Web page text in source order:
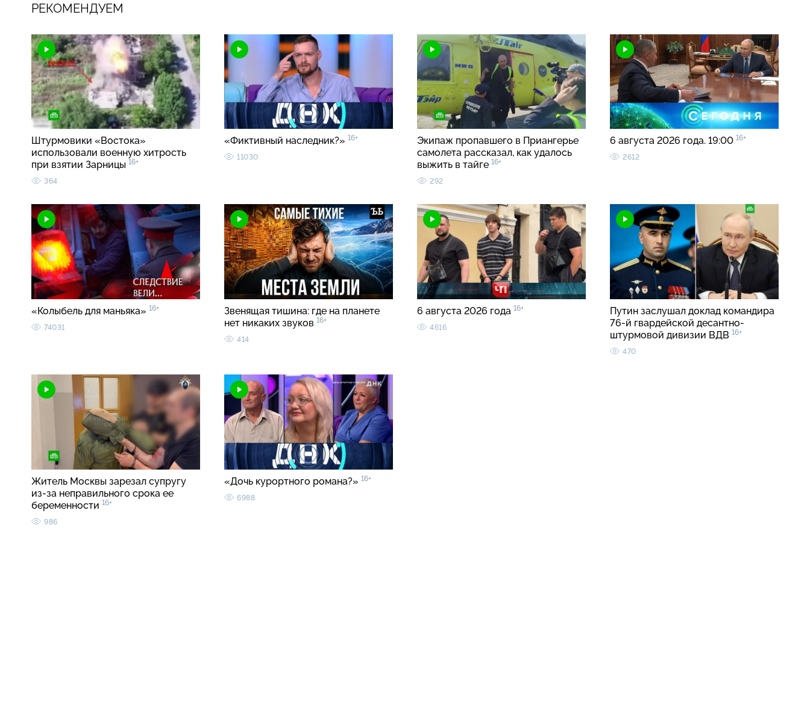
РЕКОМЕНДУЕМ
Штурмовики «Востока»
использовали военную хитрость
при взятии Зарницы 16+
364
«Фиктивный наследник?» 16+
11030
Экипаж пропавшего в Приангерье
самолета рассказал, как удалось
выжить в тайге 16+
292
6 августа 2026 года. 19:00 16+
2612
«Колыбель для маньяка» 16+
74031
Звенящая тишина: где на планете
нет никаких звуков 16+
414
6 августа 2026 года 16+
4616
Путин заслушал доклад командира
76-й гвардейской десантно-
штурмовой дивизии ВДВ 16+
470
Житель Москвы зарезал супругу
из-за неправильного срока ее
беременности 16+
986
«Дочь курортного романа?» 16+
6988